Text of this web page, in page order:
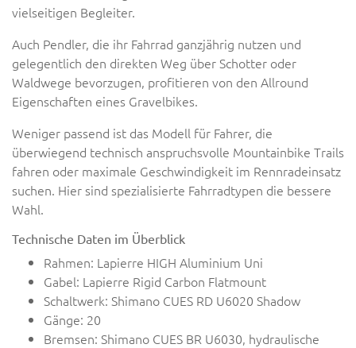
vielseitigen Begleiter.
Auch Pendler, die ihr Fahrrad ganzjährig nutzen und
gelegentlich den direkten Weg über Schotter oder
Waldwege bevorzugen, profitieren von den Allround
Eigenschaften eines Gravelbikes.
Weniger passend ist das Modell für Fahrer, die
überwiegend technisch anspruchsvolle Mountainbike Trails
fahren oder maximale Geschwindigkeit im Rennradeinsatz
suchen. Hier sind spezialisierte Fahrradtypen die bessere
Wahl.
Technische Daten im Überblick
Rahmen: Lapierre HIGH Aluminium Uni
Gabel: Lapierre Rigid Carbon Flatmount
Schaltwerk: Shimano CUES RD U6020 Shadow
Gänge: 20
Bremsen: Shimano CUES BR U6030, hydraulische